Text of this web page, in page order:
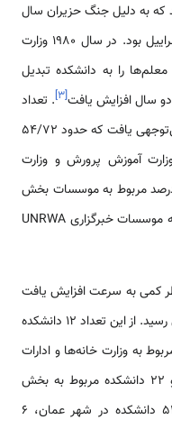
دختر بودند که به دلیل جنگ حزیران سال
1967 و اشغال بخش غربی اردن توسط اسراییل بود. در سال 1980 وزارت
را به دانشکده تبدیل
سال افزایش یافت[۳]. تعداد
دانشجویان در سال 1979/1980 افزایش قابل‌توجهی یافت که حدود 54/72
آموزش پرورش و وزارت
دیگر است. از این تعداد 38/80 درصد مربوط به موسسات بخش
خصوصی و حدود 6/47 درصد آنان مربوط به موسسات خبرگزاری UNRWA
از نظر کمی‌ به سرعت افزایش یافت
به طوری که به 52 دانشکده در بخش شرقی رسید. از این تعداد 12 دانشکده
عالی، 16 دانشکده مربوط به وزارت خانه‌ها و ادارات
دولتی، 2 دانشکده برای خبرگزاری الغوث و 22 دانشکده مربوط به بخش
خصوصی است. 31 دانشکده از مجموع 52 دانشکده در شهر عمان، 6